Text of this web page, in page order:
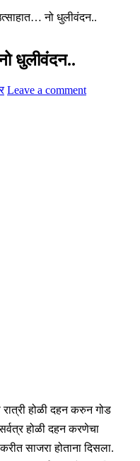
नो धुलीवंदन..
धुलीवंदन..
Leave a comment
होळी दहन करुन गोड
होळी दहन करणेचा
साजरा होताना दिसला.